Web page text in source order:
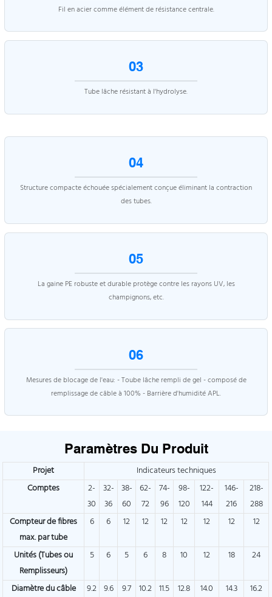
Fil en acier comme élément de résistance centrale.
03
Tube lâche résistant à l'hydrolyse.
04
Structure compacte échouée spécialement conçue éliminant la contraction
des tubes.
05
La gaine PE robuste et durable protège contre les rayons UV, les
champignons, etc.
06
Mesures de blocage de l'eau: - Toube lâche rempli de gel - composé de
remplissage de câble à 100% - Barrière d'humidité APL.
Paramètres Du Produit
Projet
Indicateurs techniques
Comptes
2-
30
32-
36
38-
60
62-
72
74-
96
98-
120
122-
144
146-
216
218-
288
Compteur de fibres
max. par tube
6 6 12 12 12 12 12 12 12
Unités (Tubes ou
Remplisseurs)
5 6 5 6 8 10 12 18 24
Diamètre du câble 9.2 9.6 9.7 10.2 11.5 12.8 14.0 14.3 16.2